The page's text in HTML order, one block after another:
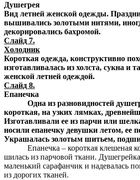
Душегрея
Вид летней женской одежды.
вышивались золотыми нитями,
декорировались бахромой.
Слайд 7.
Холодник
Короткая одежда, конструктивно
изготавливалась из холста, сукна и
женской летней одеждой.
Слайд 8.
Епанечка
Одна из разновидностей
короткая, на узких лямках,
Изготавливали ее из парчи или
носили епанечку девушки летом, ее
Украшалась золотым шитьем,
Епанечка – короткая клешеная
шилась из парчовой ткани.
маленький сарафанчик и надевалась
из дорогих тканей.